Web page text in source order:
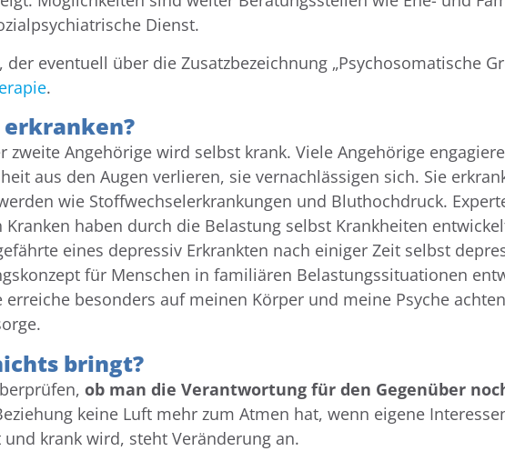
Dienst.
eventuell über die Zusatzbezeichnung „Psychosomatische
.
erkranken?
zweite Angehörige wird selbst krank. Viele Angehörige
aus den Augen verlieren, sie vernachlässigen sich. Sie
wie Stoffwechselerkrankungen und Bluthochdruck.
haben durch die Belastung selbst Krankheiten
eines depressiv Erkrankten nach einiger Zeit selbst
für Menschen in familiären Belastungssituationen
besonders auf meinen Körper und meine Psyche
bringt?
ob man die Verantwortung für den Gegenüber
keine Luft mehr zum Atmen hat, wenn eigene
krank wird, steht Veränderung an.